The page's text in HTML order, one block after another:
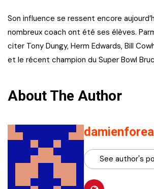
Son influence se ressent encore
nombreux coach ont été ses élèves.
citer Tony Dungy, Herm Edwards, Bill
et le récent champion du Super Bowl
About The Author
See author's